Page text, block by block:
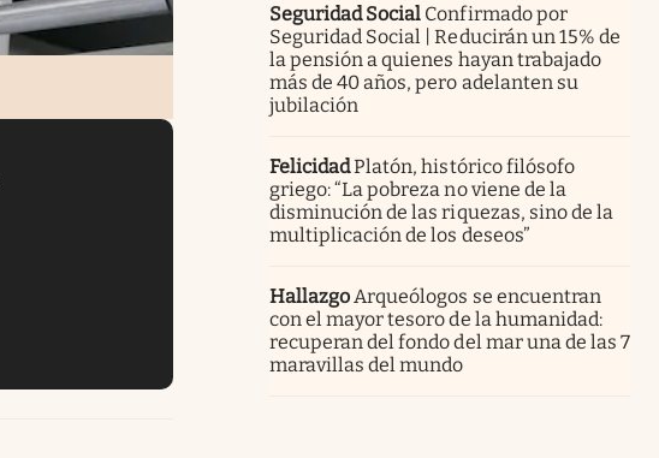
Seguridad Social Confirmado por
Seguridad Social | Reducirán un 15% de
la pensión a quienes hayan trabajado
más de 40 años, pero adelanten su
jubilación
FelicidadPlatón, histórico filósofo
griego: “La pobreza no viene de la
disminución de las riquezas, sino de la
multiplicación de los deseos”
HallazgoArqueólogos se encuentran
con el mayor tesoro de la humanidad:
recuperan del fondo del mar una de las 7
maravillas del mundo